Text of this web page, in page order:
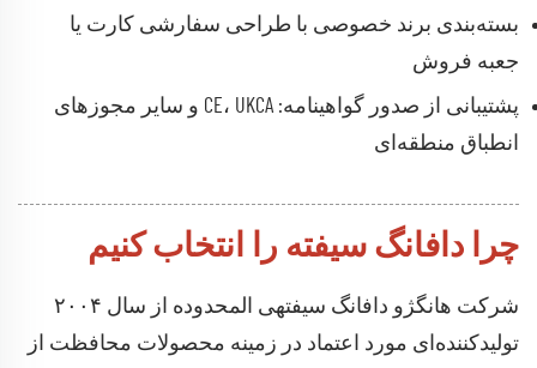
بسته‌بندی برند خصوصی با طراحی سفارشی کارت یا
جعبه فروش
پشتیبانی از صدور گواهینامه: CE، UKCA و سایر مجوزهای
انطباق منطقه‌ای
چرا دافانگ سیفته را انتخاب کنیم
شرکت هانگژو دافانگ سیفتهی المحدوده از سال ۲۰۰۴
تولیدکننده‌ای مورد اعتماد در زمینه محصولات محافظت از